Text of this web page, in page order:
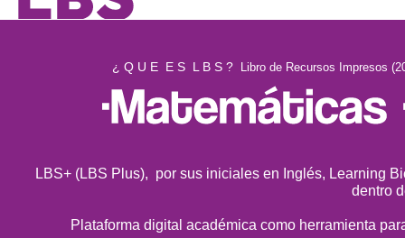
¿ Q U E E S L B S ? Libro de Recursos Impresos
LBS+ (LBS Plus), por sus iniciales en Inglés, Learning
dentro
Plataforma digital académica como herramienta